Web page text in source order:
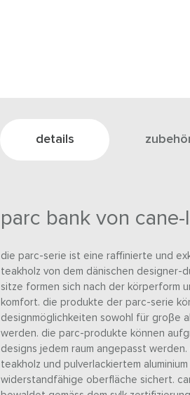
details
parc bank von cane-
die parc-serie ist eine raffinierte und
teakholz von dem dänischen designer-
sitze formen sich nach der körperform
komfort. die produkte der parc-serie
designmöglichkeiten sowohl für groβe
werden. die parc-produkte können
designs jedem raum angepasst
teakholz und pulverlackiertem
widerstandfähige oberfläche sichert.